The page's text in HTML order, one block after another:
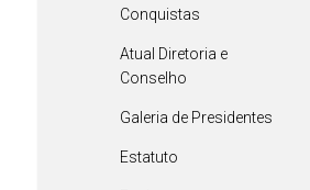
Conquistas
Atual Diretoria e
Conselho
Galeria de Presidentes
Estatuto